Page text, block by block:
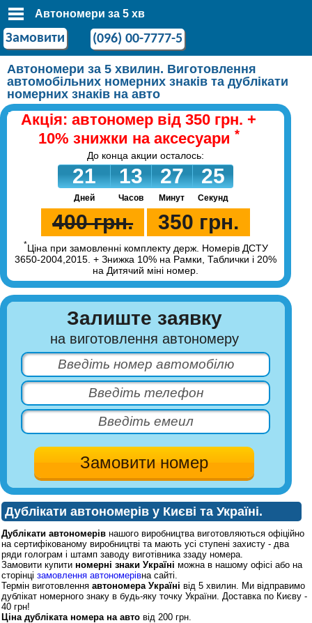
Автономери за 5 хв
Замовити (096) 00-7777-5
Автономери за 5 хвилин. Виготовлення
автомобільних номерних знаків та дублікати
номерних знаків на авто
Акція: автономер від 350 грн. +
10% знижки на аксесуари *
До конца акции осталось:
21 13 27
24
25
Дней Часов Минут Секунд
400 грн. 350 грн.
*Ціна при замовленні комплекту держ. Номерів ДСТУ
3650-2004,2015. + Знижка 10% на Рамки, Таблички і 20%
на Дитячий міні номер.
Залиште заявку
на виготовлення автономеру
Дублікати автономерів у Києві та Україні.
Дублікати автономерів нашого виробництва виготовляються офіційно
на сертифікованому виробництві та мають усі ступені захисту - два
ряди голограм і штамп заводу виготівника ззаду номера.
Замовити купити номерні знаки Україні можна в нашому офісі або на
сторінці замовлення автономерівна сайті.
Термін виготовлення автономера Україні від 5 хвилин. Ми відправимо
дублікат номерного знаку в будь-яку точку України. Доставка по Києву -
40 грн!
Ціна дубліката номера на авто від 200 грн.